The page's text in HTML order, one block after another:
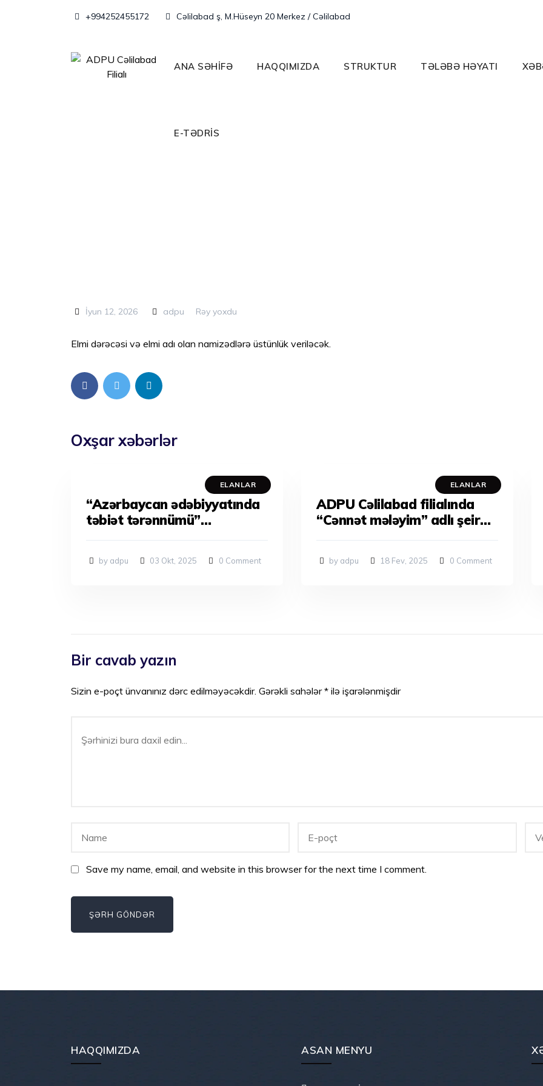
+994252455172 Cəlilabad ş, M.Hüseyn 20 Merkez / Cəlilabad
ANA SƏHİFƏ HAQQIMIZDA STRUKTUR TƏLƏBƏ HƏYATI
E-TƏDRİS
VAKANSIYA!
İyun 12, 2026 adpu Rəy yoxdu
Elmi dərəcəsi və elmi adı olan namizədlərə üstünlük veriləcək.
Oxşar xəbərlər
ELANLAR
“Azərbaycan ədəbiyyatında
təbiət tərənnümü”
Respublika Elmi Konfransı
by adpu 03 Okt, 2025 0 Comment
ELANLAR
ADPU Cəlilabad filialında
“Cənnət mələyim” adlı şeir
müsabiqəsi keçiriləcəkdir.
by adpu 18 Fev, 2025 0 Comment
Bir cavab yazın
Sizin e-poçt ünvanınız dərc edilməyəcəkdir. Gərəkli sahələr* ilə işarələnmişdir
Save my name, email, and website in this browser for the next time I comment.
HAQQIMIZDA ASAN MENYU